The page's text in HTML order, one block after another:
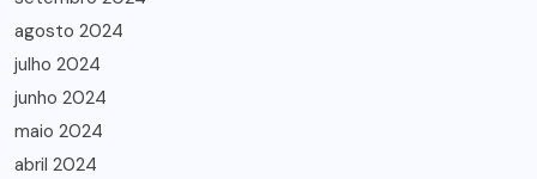
agosto 2024
julho 2024
junho 2024
maio 2024
abril 2024